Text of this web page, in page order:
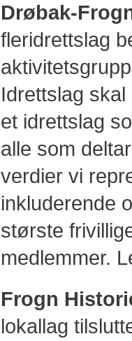
Drøbak-
fleridrettslag
Idrettslag
et idrettslag
alle som
verdier vi
inkluderende
største
medlemmer.
Frogn
lokallag